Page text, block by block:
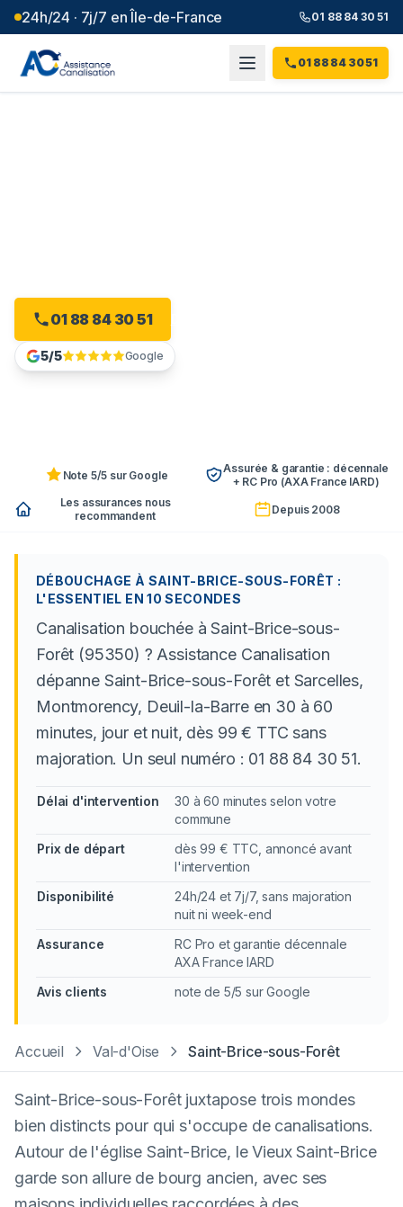
24h/24 · 7j/7 en Île-de-France 01 88 84 30 51
01 88 84 30 51
01 88 84 30 51
5/5 Google
Note 5/5 sur Google
Assurée & garantie : décennale
+ RC Pro (AXA France IARD)
Les assurances nous
recommandent
Depuis 2008
DÉBOUCHAGE À SAINT-BRICE-SOUS-FORÊT :
L'ESSENTIEL EN 10 SECONDES
Canalisation bouchée à Saint-Brice-sous-
Forêt (95350) ? Assistance Canalisation
dépanne Saint-Brice-sous-Forêt et Sarcelles,
Montmorency, Deuil-la-Barre en 30 à 60
minutes, jour et nuit, dès 99 € TTC sans
majoration. Un seul numéro : 01 88 84 30 51.
Délai d'intervention
30 à 60 minutes selon votre
commune
Prix de départ
dès 99 € TTC, annoncé avant
l'intervention
Disponibilité
24h/24 et 7j/7, sans majoration
nuit ni week-end
Assurance
RC Pro et garantie décennale
AXA France IARD
Avis clients
note de 5/5 sur Google
Accueil Val-d'Oise Saint-Brice-sous-Forêt
Saint-Brice-sous-Forêt juxtapose trois mondes
bien distincts pour qui s'occupe de canalisations.
Autour de l'église Saint-Brice, le Vieux Saint-Brice
garde son allure de bourg ancien, avec ses